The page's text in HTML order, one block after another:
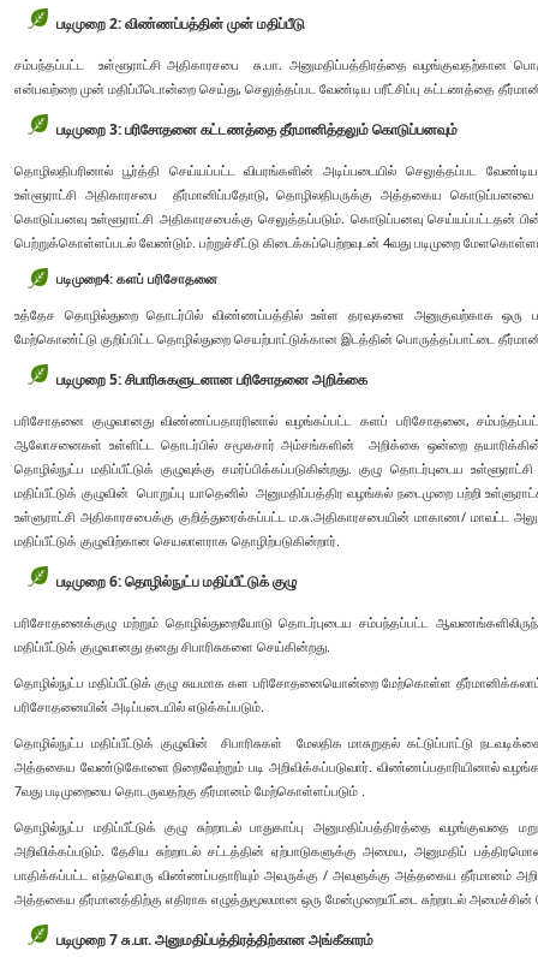
படிமுறை 2: விண்ணப்பத்தின் முன் மதிப்பீடு
சம்பந்தப்பட்ட உள்ளூராட்சி அதிகாரசபை சு.பா. அனுமதிப்பத்திரத்தை வழங்குவதற்கான
என்பவற்றை முன் மதிப்பீடொன்றை செய்து, செலுத்தப்பட வேண்டிய பரீட்சிப்பு கட்டணத்தை
படிமுறை 3: பரிசோதனை கட்டணத்தை தீர்மானித்தலும் கொடுப்பனவும்
தொழிலதிபரினால் பூர்த்தி செய்யப்பட்ட விபரங்களின் அடிப்படையில் செலுத்தப்பட
உள்ளூராட்சி அதிகாரசபை தீர்மானிப்பதோடு, தொழிலதிபருக்கு அத்தகைய
கொடுப்பனவு உள்ளூராட்சி அதிகாரசபைக்கு செலுத்தப்படும். கொடுப்பனவு செய்யப்பட்டதன்
பெற்றுக்கொள்ளப்படல் வேண்டும். பற்றுச்சீட்டு கிடைக்கப்பெற்றவுடன் 4வது படிமுறை
படிமுறை4: களப் பரிசோதனை
உத்தேச தொழில்துறை தொடர்பில் விண்ணப்பத்தில் உள்ள தரவுகளை அனுகுவற்காக
மேற்கொண்ட்டு குறிப்பிட்ட தொழில்துறை செயற்பாட்டுக்கான இடத்தின் பொருத்தப்பாட்டை
படிமுறை 5: சிபாரிசுகளுடனான பரிசோதனை அறிக்கை
பரிசோதனை குழுவானது விண்ணப்பதாரரினால் வழங்கப்பட்ட களப் பரிசோதனை,
ஆலோசனைகள் உள்ளிட்ட தொடர்பில் சமூகசார் அம்சங்களின் அறிக்கை ஒன்றை
தொழில்நுட்ப மதிப்பீட்டுக் குழுவுக்கு சமர்ப்பிக்கப்படுகின்றது. குழு தொடர்புடைய
மதிப்பீட்டுக் குழுவின் பொறுப்பு யாதெனில் அனுமதிப்பத்திர வழங்கல் நடைமுறை பற்றி
உள்ளுராட்சி அதிகாரசபைக்கு குறித்துரைக்கப்பட்ட ம.சு.அதிகாரசபையின் மாகாண/ மாவட்ட
மதிப்பீட்டுக் குழுவிற்கான செயலாளராக தொழிற்படுகின்றார்.
படிமுறை 6: தொழில்நுட்ப மதிப்பீட்டுக் குழு
பரிசோதனைக்குழு மற்றும் தொழில்துறையோடு தொடர்புடைய சம்பந்தப்பட்ட
மதிப்பீட்டுக் குழுவானது தனது சிபாரிசுகளை செய்கின்றது.
தொழில்நுட்ப மதிப்பீட்டுக் குழு சுயமாக கள பரிசோதனையொன்றை மேற்கொள்ள
பரிசோதனையின் அடிப்படையில் எடுக்கப்படும்.
தொழில்நுட்ப மதிப்பீட்டுக் குழுவின் சிபாரிசுகள் மேலதிக மாசுறுதல் கட்டுப்பாட்டு
அத்தகைய வேண்டுகோளை நிறைவேற்றும் படி அறிவிக்கப்படுவார். விண்ணப்பதாரியினால்
7வது படிமுறையை தொடருவதற்கு தீர்மானம் மேற்கொள்ளப்படும் .
தொழில்நுட்ப மதிப்பீட்டுக் குழு சுற்றாடல் பாதுகாப்பு அனுமதிப்பத்திரத்தை வழங்குவதை
அறிவிக்கப்படும். தேசிய சுற்றாடல் சட்டத்தின் ஏற்பாடுகளுக்கு அமைய, அனுமதிப்
பாதிக்கப்பட்ட எந்தவொரு விண்ணப்பதாரியும் அவருக்கு / அவளுக்கு அத்தகைய தீர்மானம்
அத்தகைய தீர்மானத்திற்கு எதிராக எழுத்துமூலமான ஒரு மேன்முறையீட்டை சுற்றாடல்
படிமுறை 7 சு.பா. அனுமதிப்பத்திரத்திற்கான அங்கீகாரம்